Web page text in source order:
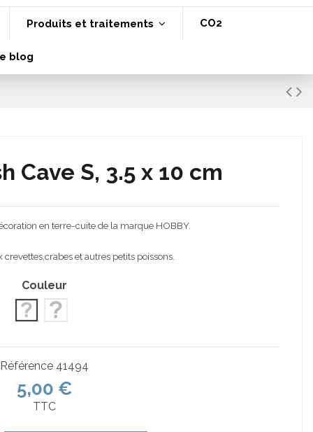
Produits et traitements CO2
blog
Cave S, 3.5 x 10 cm
en terre-cuite de la marque HOBBY.
crevettes,crabes et autres petits poissons.
Couleur
RougeNoir
Référence 41494
5,00 €
TTC